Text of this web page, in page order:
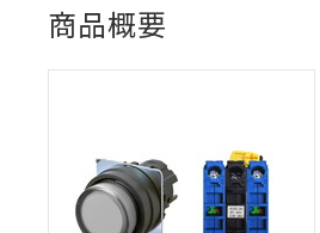
商品概要